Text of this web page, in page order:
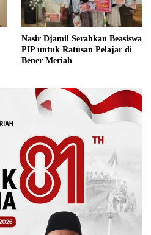
Nasir Djamil Serahkan Beasiswa
PIP untuk Ratusan Pelajar di
Bener Meriah